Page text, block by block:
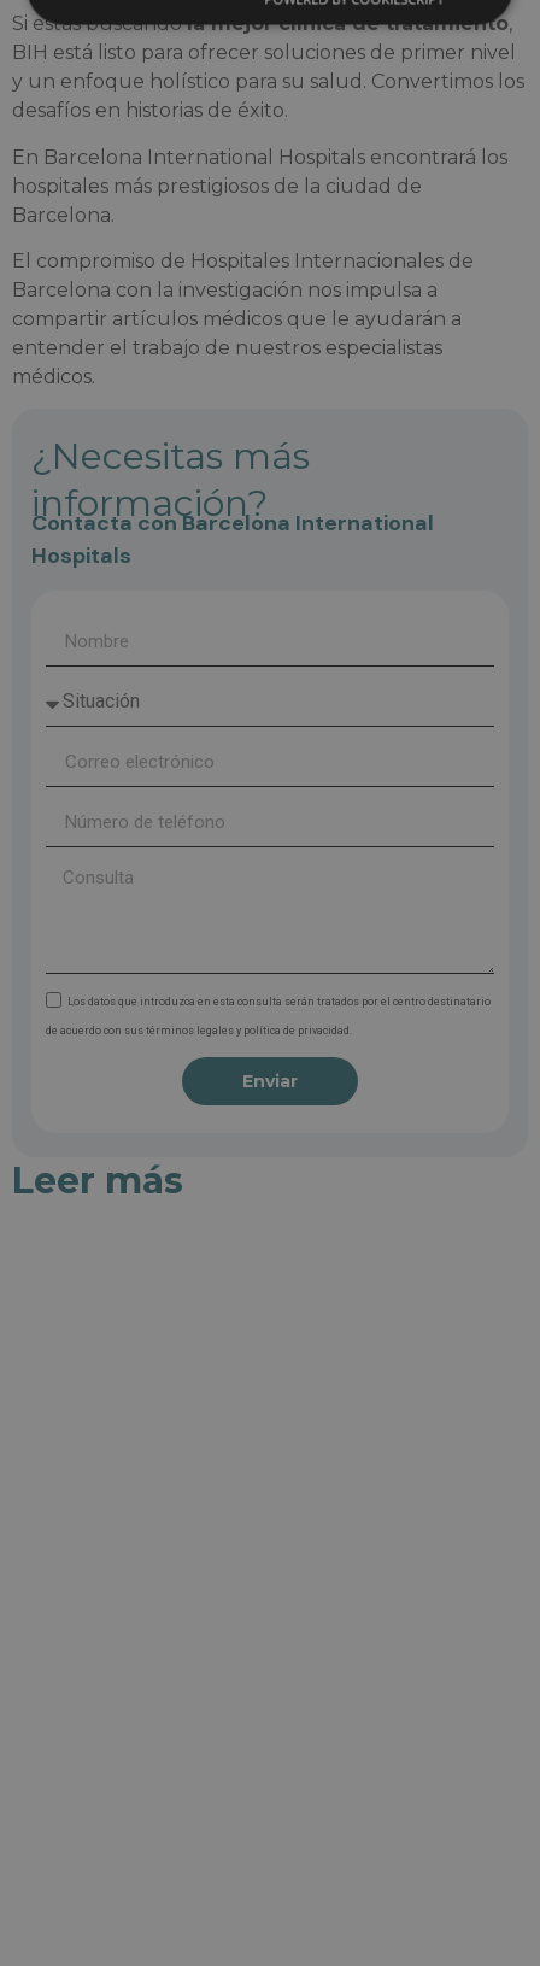
Si estás buscandola mejor clínica de tratamiento,
BIH está listo para ofrecer soluciones de primer nivel
y un enfoque holístico para su salud. Convertimos los
desafíos en historias de éxito.
En Barcelona International Hospitals encontrará los
hospitales más prestigiosos de la ciudad de
Barcelona.
El compromiso de Hospitales Internacionales de
Barcelona con la investigación nos impulsa a
compartir artículos médicos que le ayudarán a
entender el trabajo de nuestros especialistas
médicos.
¿Necesitas más
información?
Contacta con Barcelona International
Hospitals
Los datos que introduzca en esta consulta serán tratados por el centro destinatario
de acuerdo con sus términos legales y política de privacidad.
Enviar
Leer más